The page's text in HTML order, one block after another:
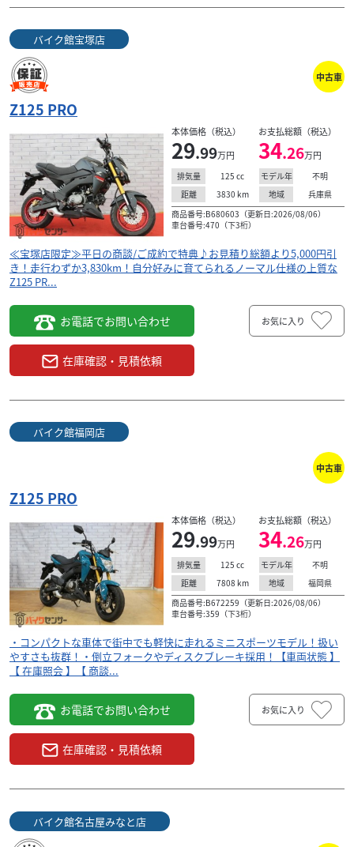
バイク館宝塚店
中古車
Z125 PRO
本体価格（税込）
29.99万円
お支払総額（税込）
34.26万円
排気量 125 cc モデル年
不明
距離
3830 km 地域
兵庫県
商品番号:B680603（更新日:2026/08/06）
車台番号:470（下3桁）
≪宝塚店限定≫平日の商談/ご成約で特典♪お見積り総額より5,000円引
き！走行わずか3,830km！自分好みに育てられるノーマル仕様の上質な
Z125 PR...
お電話でお問い合わせ
在庫確認・見積依頼
お気に入り
バイク館福岡店
中古車
Z125 PRO
本体価格（税込）
29.99万円
お支払総額（税込）
34.26万円
排気量 125 cc モデル年
不明
距離
7808 km 地域
福岡県
商品番号:B672259（更新日:2026/08/06）
車台番号:359（下3桁）
・コンパクトな車体で街中でも軽快に走れるミニスポーツモデル！扱い
やすさも抜群！・倒立フォークやディスクブレーキ採用！【車両状態 】
【 在庫照会 】【 商談...
お電話でお問い合わせ
在庫確認・見積依頼
お気に入り
バイク館名古屋みなと店